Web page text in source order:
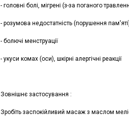
- головні болі, мігрені (з-за поганого
- розумова недостатність (порушення
- болючі менструації
- укуси комах (оси), шкірні алергічні реакції
Зовнішнє застосування :
Зробіть заспокійливий масаж з маслом